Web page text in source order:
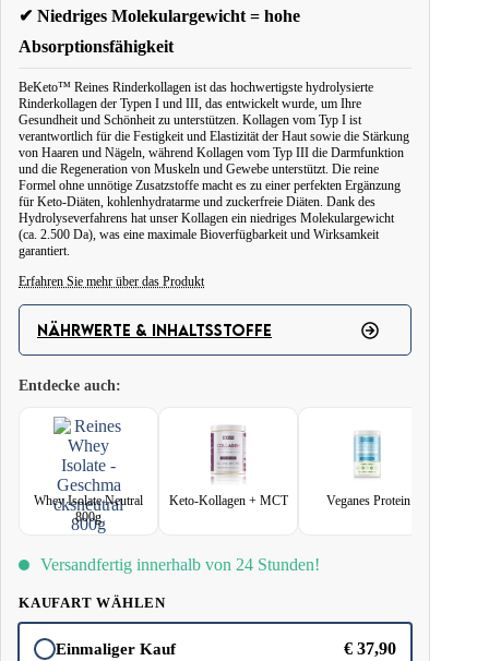
✔ Niedriges Molekulargewicht = hohe
Absorptionsfähigkeit
BeKeto™ Reines Rinderkollagen ist das hochwertigste hydrolysierte
Rinderkollagen der Typen I und III, das entwickelt wurde, um Ihre
Gesundheit und Schönheit zu unterstützen. Kollagen vom Typ I ist
verantwortlich für die Festigkeit und Elastizität der Haut sowie die Stärkung
von Haaren und Nägeln, während Kollagen vom Typ III die Darmfunktion
und die Regeneration von Muskeln und Gewebe unterstützt. Die reine
Formel ohne unnötige Zusatzstoffe macht es zu einer perfekten Ergänzung
für Keto-Diäten, kohlenhydratarme und zuckerfreie Diäten. Dank des
Hydrolyseverfahrens hat unser Kollagen ein niedriges Molekulargewicht
(ca. 2.500 Da), was eine maximale Bioverfügbarkeit und Wirksamkeit
garantiert.
Erfahren Sie mehr über das Produkt
Reines Rinderkollagen ist ein vielseitiges Nahrungsergänzungsmittel, das
sich hervorragend zur Unterstützung der Gesundheit und des täglichen
Lebens eignet. Dank seiner reinen, geschmacksneutralen Formel können Sie
Es ist nicht nur Kollagen - es ist eine tägliche Unterstützung für Ihre
Aktivität, Regeneration und natürliche Schönheit. Das Produkt wurde für
Menschen geschaffen, die Einfachheit und Wirksamkeit schätzen. Ideal für
alle, die ihre Gelenke und Knochen pflegen, aber auch für diejenigen, die
ihre Haare, Haut und Nägel stärken wollen.
Kollagen dringt genau dorthin vor, wo es am meisten gebraucht wird.
NÄHRWERTE & INHALTSSTOFFE
Entdecke auch:
Whey Isolate Neutral
800g
Keto-Kollagen + MCT Veganes Protein
Versandfertig innerhalb von 24 Stunden!
KAUFART WÄHLEN
Einmaliger Kauf € 37,90